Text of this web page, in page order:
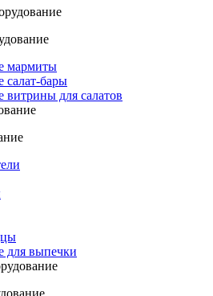
мармиты
салат-бары
витрины для салатов
для выпечки